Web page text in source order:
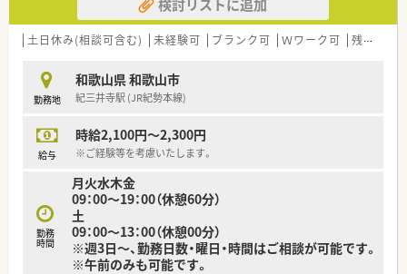
検討リストに追加
土日休み(相談可含む) 未経験可 ブランク可 Ｗワーク可 残業なし(ほぼなし含む)
勤務地
和歌山県 和歌山市
紀三井寺駅 (JR紀勢本線)
給与
時給2,100円～2,300円
※ご経験等を考慮いたします。
勤務
時間
月火水木金
09：00～19：00（休憩60分）
土
09：00～13：00（休憩00分）
※週3日～、勤務日数・曜日・時間はご相談が可能です。
※午前のみも可能です。